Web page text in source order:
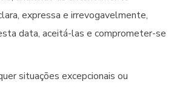
expressa e irrevogavelmente,
data, aceitá-las e comprometer-se
situações excepcionais ou